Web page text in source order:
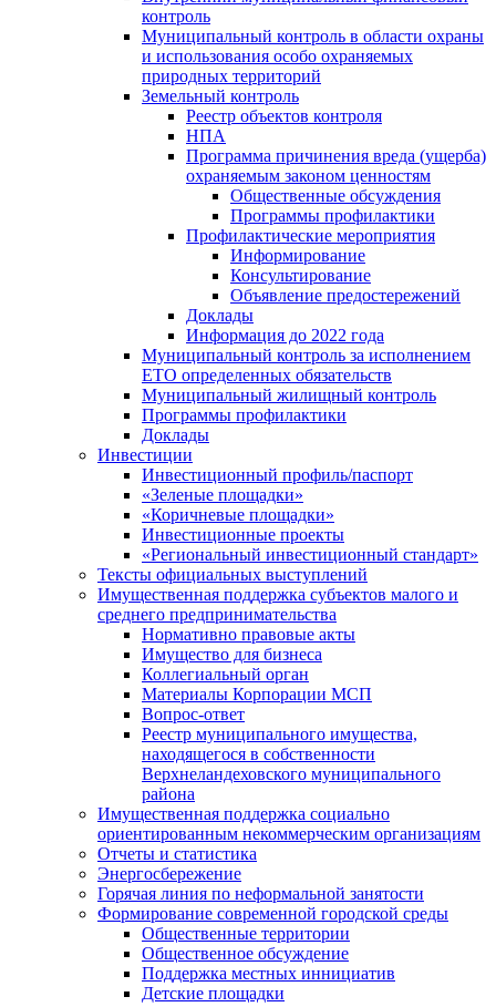
контроль
Муниципальный контроль в области охраны
и использования особо охраняемых
природных территорий
Земельный контроль
Реестр объектов контроля
НПА
Программа причинения вреда (ущерба)
охраняемым законом ценностям
Общественные обсуждения
Программы профилактики
Профилактические мероприятия
Информирование
Консультирование
Объявление предостережений
Доклады
Информация до 2022 года
Муниципальный контроль за исполнением
ЕТО определенных обязательств
Муниципальный жилищный контроль
Программы профилактики
Доклады
Инвестиции
Инвестиционный профиль/паспорт
«Зеленые площадки»
«Коричневые площадки»
Инвестиционные проекты
«Региональный инвестиционный стандарт»
Тексты официальных выступлений
Имущественная поддержка субъектов малого и
среднего предпринимательства
Нормативно правовые акты
Имущество для бизнеса
Коллегиальный орган
Материалы Корпорации МСП
Вопрос-ответ
Реестр муниципального имущества,
находящегося в собственности
Верхнеландеховского муниципального
района
Имущественная поддержка социально
ориентированным некоммерческим организациям
Отчеты и статистика
Энергосбережение
Горячая линия по неформальной занятости
Формирование современной городской среды
Общественные территории
Общественное обсуждение
Поддержка местных иннициатив
Детские площадки